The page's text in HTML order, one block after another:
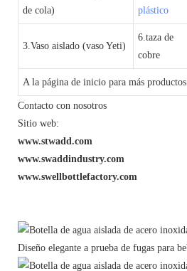
de cola)
plástico
3.Vaso aislado (vaso Yeti)
6.taza de
cobre
A la página de inicio para más productos
Contacto con nosotros
Sitio web:
www.stwadd.com
www.swaddindustry.com
www.swellbottlefactory.com